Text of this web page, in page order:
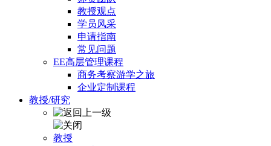
教授观点
学员风采
申请指南
常见问题
EE高层管理课程
商务考察游学之旅
企业定制课程
教授/研究
教授